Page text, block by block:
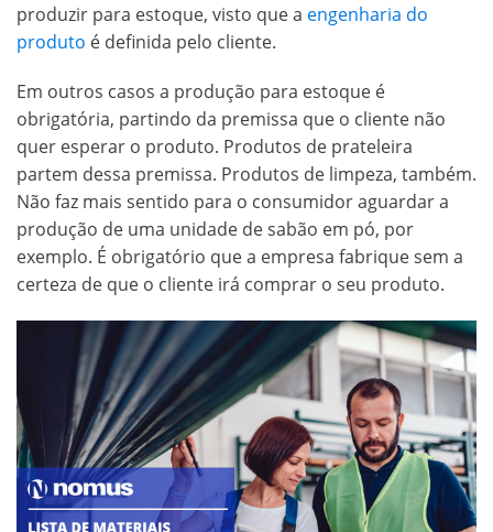
produzir para estoque, visto que a engenharia do
produto é definida pelo cliente.
Em outros casos a produção para estoque é
obrigatória, partindo da premissa que o cliente não
quer esperar o produto. Produtos de prateleira
partem dessa premissa. Produtos de limpeza, também.
Não faz mais sentido para o consumidor aguardar a
produção de uma unidade de sabão em pó, por
exemplo. É obrigatório que a empresa fabrique sem a
certeza de que o cliente irá comprar o seu produto.